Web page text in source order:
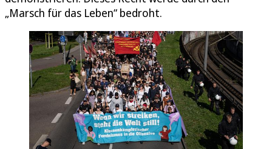
„Marsch für das Leben“ bedroht.